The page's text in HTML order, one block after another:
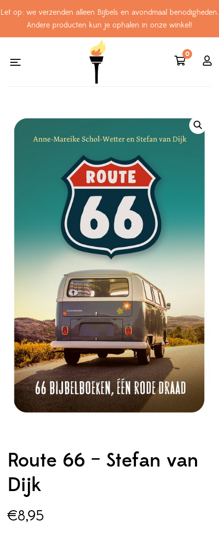
Let op: we verzenden alleen Bijbels en avondmaal benodigheden.
Andere producten kun je ophalen in onze winkel!
0
Route 66 – Stefan van
Dijk
€8,95